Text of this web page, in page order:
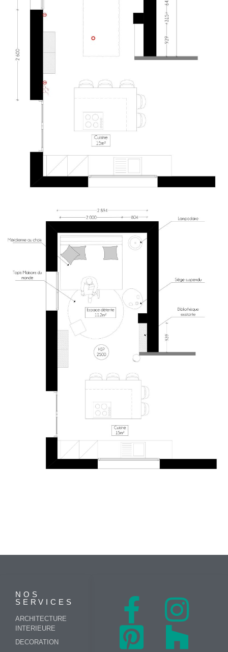
NOS
SERVICES
ARCHITECTURE
INTERIEURE
DECORATION